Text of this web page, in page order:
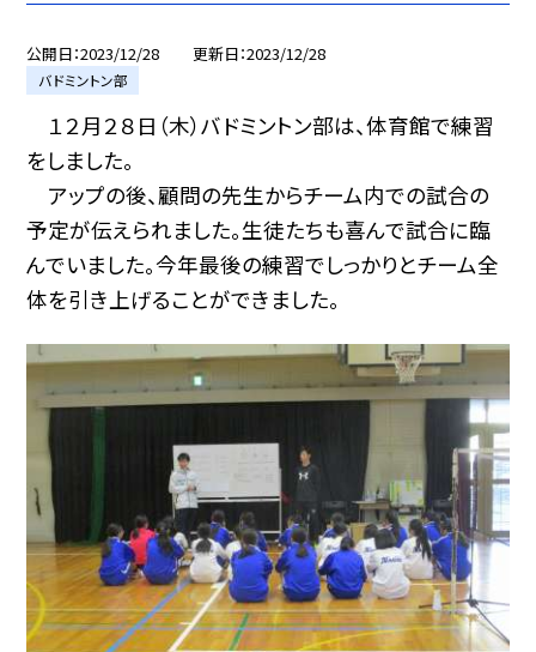
公開日 2023/12/28 更新日 2023/12/28
バドミントン部
１２月２８日（木）バドミントン部は、体育館で練習
をしました。
アップの後、顧問の先生からチーム内での試合の
予定が伝えられました。生徒たちも喜んで試合に臨
んでいました。今年最後の練習でしっかりとチーム全
体を引き上げることができました。